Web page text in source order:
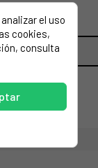
el uso
cookies,
consulta